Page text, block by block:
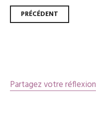
Navigation
PRÉCÉDENT
Partagez votre réflexion